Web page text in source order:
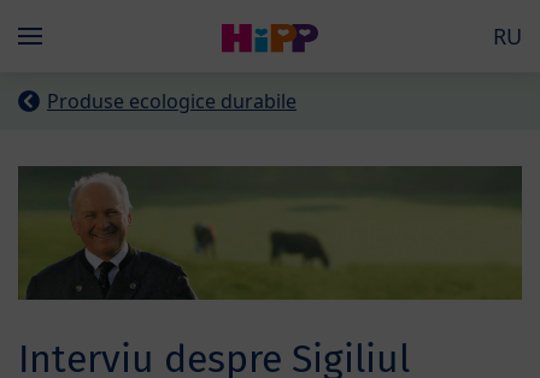
Menü RU
Produse ecologice durabile
Interviu despre Sigiliul